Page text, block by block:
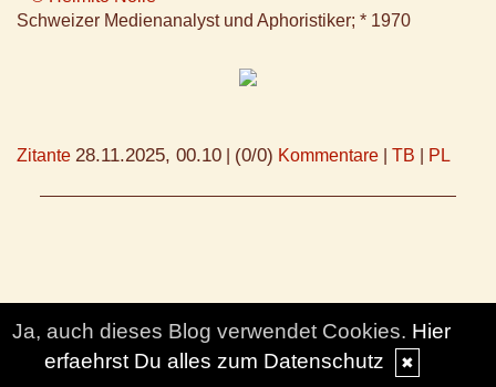
Schweizer Medienanalyst und Aphoristiker; * 1970
Zitante 28.11.2025, 00.10 (0/0) Kommentare TB PL
© DesignBlog V5 powered by BlueLionWebdesign.de
Ja, auch dieses Blog verwendet Cookies. Hier
erfaehrst Du alles zum Datenschutz
✖